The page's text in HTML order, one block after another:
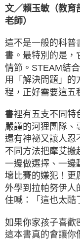
文／賴玉敏（教育
老師）
這不是一般的科普
書。最特別的是，
情節。STEAM結
用「解決問題」的
程，正好需要這五
書裡有五支不同特
嚴謹的河狸團隊、
還有神祕又讓人忍
不同方法把摩艾
一邊做選擇、一邊
壞比賽的嫌犯！ 更
外學到拉帕努伊人
住喊：「這也太酷
如果你家孩子喜歡
這本書真的會讓你